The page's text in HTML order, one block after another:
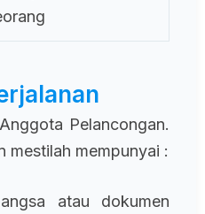
Pelancongan.
mestilah mempunyai :
atau dokumen